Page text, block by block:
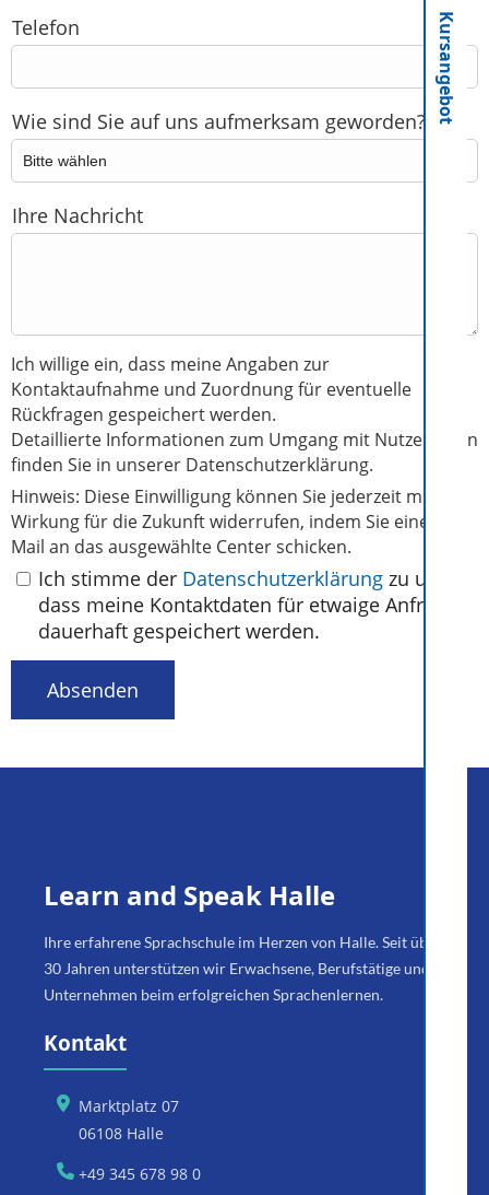
Kursangebot
Telefon
Wie sind Sie auf uns aufmerksam geworden?
Ihre Nachricht
Ich willige ein, dass meine Angaben zur
Kontaktaufnahme und Zuordnung für eventuelle
Rückfragen gespeichert werden.
Detaillierte Informationen zum Umgang mit Nutzerdaten
finden Sie in unserer Datenschutzerklärung.
Hinweis: Diese Einwilligung können Sie jederzeit mit
Wirkung für die Zukunft widerrufen, indem Sie eine E-
Mail an das ausgewählte Center schicken.
Ich stimme der Datenschutzerklärung zu und
dass meine Kontaktdaten für etwaige Anfragen
dauerhaft gespeichert werden.
Absenden
Learn and Speak Halle
Ihre erfahrene Sprachschule im Herzen von Halle. Seit über
30 Jahren unterstützen wir Erwachsene, Berufstätige und
Unternehmen beim erfolgreichen Sprachenlernen.
Kontakt
Marktplatz 07
06108 Halle
+49 345 678 98 0